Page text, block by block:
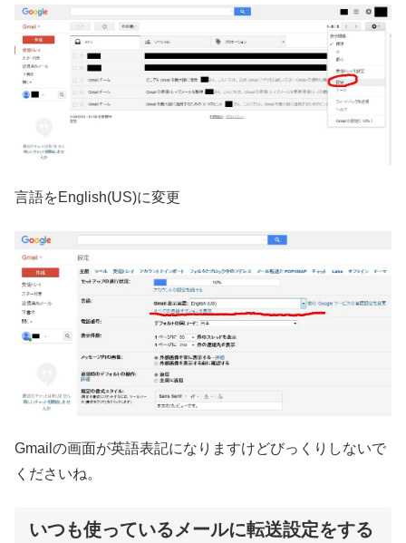
言語をEnglish(US)に変更
Gmailの画面が英語表記になりますけどびっくりしないで
くださいね。
いつも使っているメールに転送設定をする